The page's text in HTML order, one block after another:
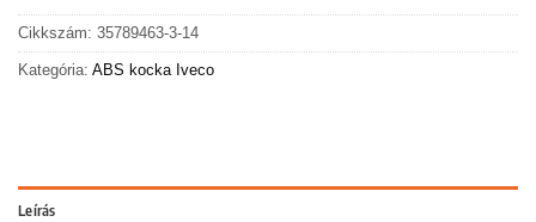
Cikkszám: 35789463-3-14
Kategória: ABS kocka Iveco
Leírás